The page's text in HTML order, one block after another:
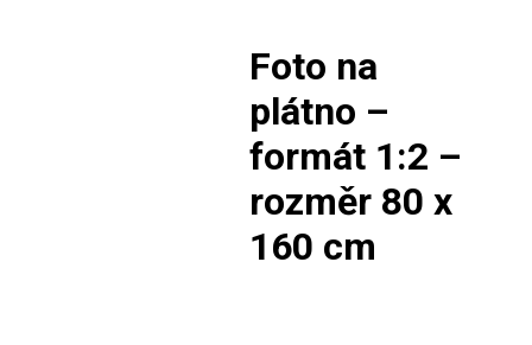
Foto na
plátno –
formát 1:2 –
rozměr 80 x
160 cm